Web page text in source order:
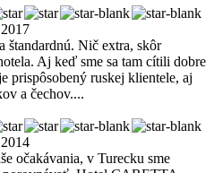
štandardnú. Nič extra, skôr
Aj keď sme sa tam cítili dobre
prispôsobený ruskej klientele, aj
a čechov....
očakávania, v Turecku sme